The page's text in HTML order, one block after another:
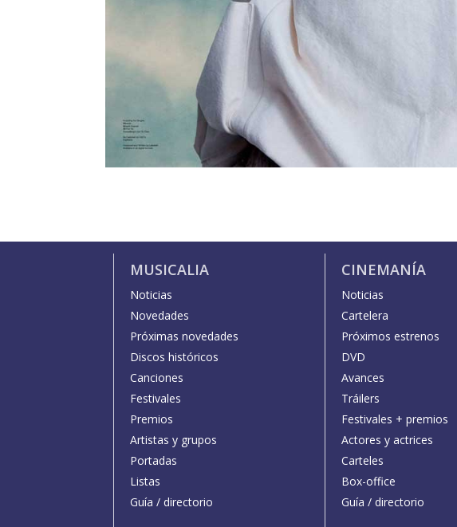
MUSICALIA
Noticias
Novedades
Próximas novedades
Discos históricos
Canciones
Festivales
Premios
Artistas y grupos
Portadas
Listas
Guía / directorio
CINEMANÍA
Noticias
Cartelera
Próximos estrenos
DVD
Avances
Tráilers
Festivales + premios
Actores y actrices
Carteles
Box-office
Guía / directorio